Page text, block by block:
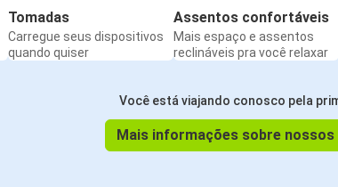
Tomadas
Carregue seus dispositivos
quando quiser
Assentos confortáveis
Mais espaço e assentos
reclináveis pra você relaxar
Você está viajando conosco pela
Mais informações sobre